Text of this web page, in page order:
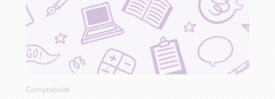
Comptabilité